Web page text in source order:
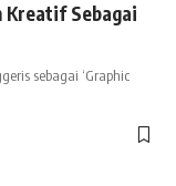
Kreatif Sebagai
sebagai ‘Graphic